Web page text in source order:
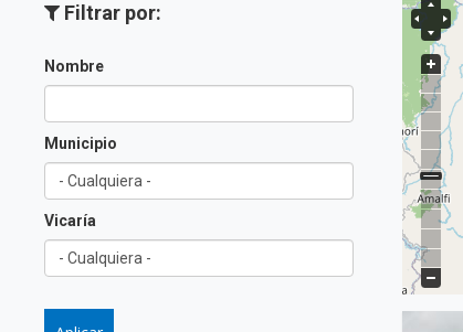
Filtrar por:
Nombre
Municipio
Vicaría